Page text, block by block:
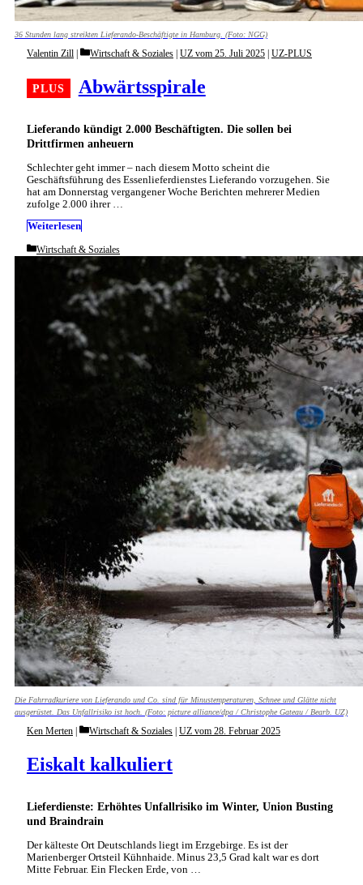
36 Stunden lang streikten Lieferando-Beschäftigte in Hamburg. (Foto: NGG)
Lieferando kündigt 2.000 Beschäftigten. Die sollen bei
Drittfirmen anheuern
Abwärtsspirale
Valentin Zill Categories
Wirtschaft & Soziales UZ vom 25. Juli 2025 UZ-PLUS
Schlechter geht immer – nach diesem Motto scheint die
Geschäftsführung des Essenlieferdienstes Lieferando vorzugehen. Sie
hat am Donnerstag vergangener Woche Berichten mehrerer Medien
zufolge 2.000 ihrer …
Weiterlesen
Categories
Wirtschaft & Soziales
Die Fahrradkuriere von Lieferando und Co. sind für Minustemperaturen, Schnee und Glätte nicht
ausgerüstet. Das Unfallrisiko ist hoch. (Foto: picture alliance/dpa / Christophe Gateau / Bearb. UZ)
Lieferdienste: Erhöhtes Unfallrisiko im Winter, Union Busting
und Braindrain
Eiskalt kalkuliert
Ken Merten Categories
Wirtschaft & Soziales UZ vom 28. Februar 2025
Der kälteste Ort Deutschlands liegt im Erzgebirge. Es ist der
Marienberger Ortsteil Kühnhaide. Minus 23,5 Grad kalt war es dort
Mitte Februar. Ein Flecken Erde, von …